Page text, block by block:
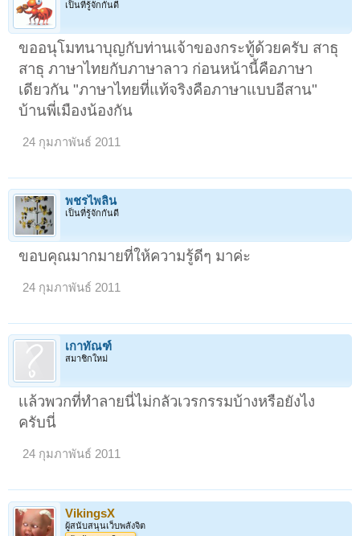
เป็นที่รู้จักกันดี
ขออนุโมทนาบุญกับท่านเจ้าของกระทู้ด้วยครับ สาธุ
สาธุ ภาษาไทยกับภาษาลาว ก่อนหน้านี้คือภาษา
เดียวกัน "ภาษาไทยที่แท้จริงคือภาษาแบบอีสาน"
บ้านพี่เมืองน้องกัน
24 กุมภาพันธ์ 2011
พชรไพลิน
เป็นที่รู้จักกันดี
ขอบคุณมากมายที่ให้ความรู้ดีๆ มาค่ะ
24 กุมภาพันธ์ 2011
เกาทัณฑ์
สมาชิกใหม่
เเล้วพวกที่ทำลายนี่ไม่กลัวเวรกรรมบ้างหรือยังไง
ครับนี่
24 กุมภาพันธ์ 2011
VikingsX
ผู้สนับสนุนเว็บพลังจิต